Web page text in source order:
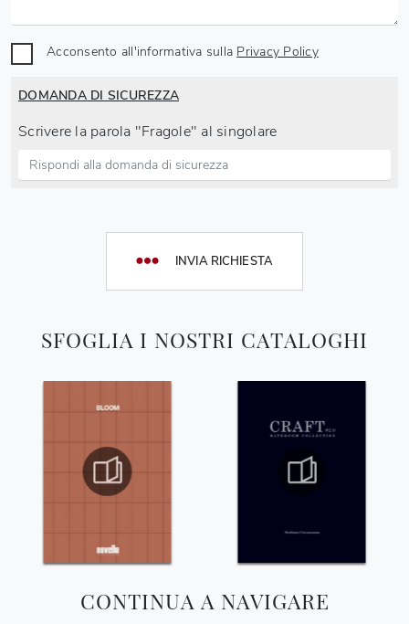
SFOGLIA I NOSTRI CATALOGHI
CONTINUA A NAVIGARE
Acconsento all'informativa sulla Privacy Policy
DOMANDA DI SICUREZZA
Scrivere la parola "Fragole" al singolare
INVIA RICHIESTA